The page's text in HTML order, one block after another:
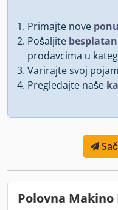
Primajte nove
Pošaljite
prodavcima u
Varirajte svoj
Pregledajte naše
Polovna Makino